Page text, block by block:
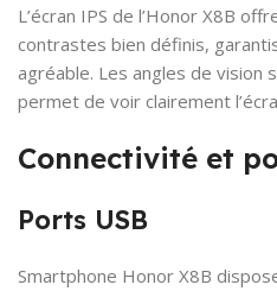
L’écran IPS de l’Honor X8B
contrastes bien définis,
agréable. Les angles de vision
permet de voir clairement
Connectivité et
Ports USB
Smartphone Honor X8B